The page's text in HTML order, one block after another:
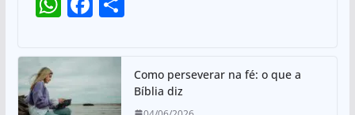
p o
k
h
at
A
a
c
e
b
e
Como perseverar na fé: o que a
Bíblia diz